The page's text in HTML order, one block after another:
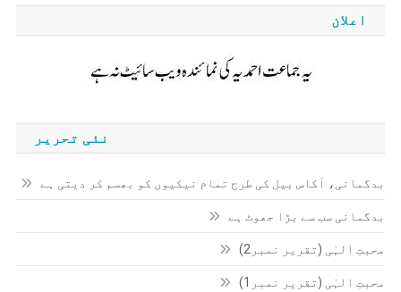
اعلان
نئی تحریر
بدگمانی، آکاس بیل کی طرح تمام نیکیوں کو بھسم کر دیتی ہے
بدگمانی سب سے بڑا جھوٹ ہے
محبتِ الہٰی (تقریر نمبر2)
محبتِ الہٰی (تقریر نمبر1)